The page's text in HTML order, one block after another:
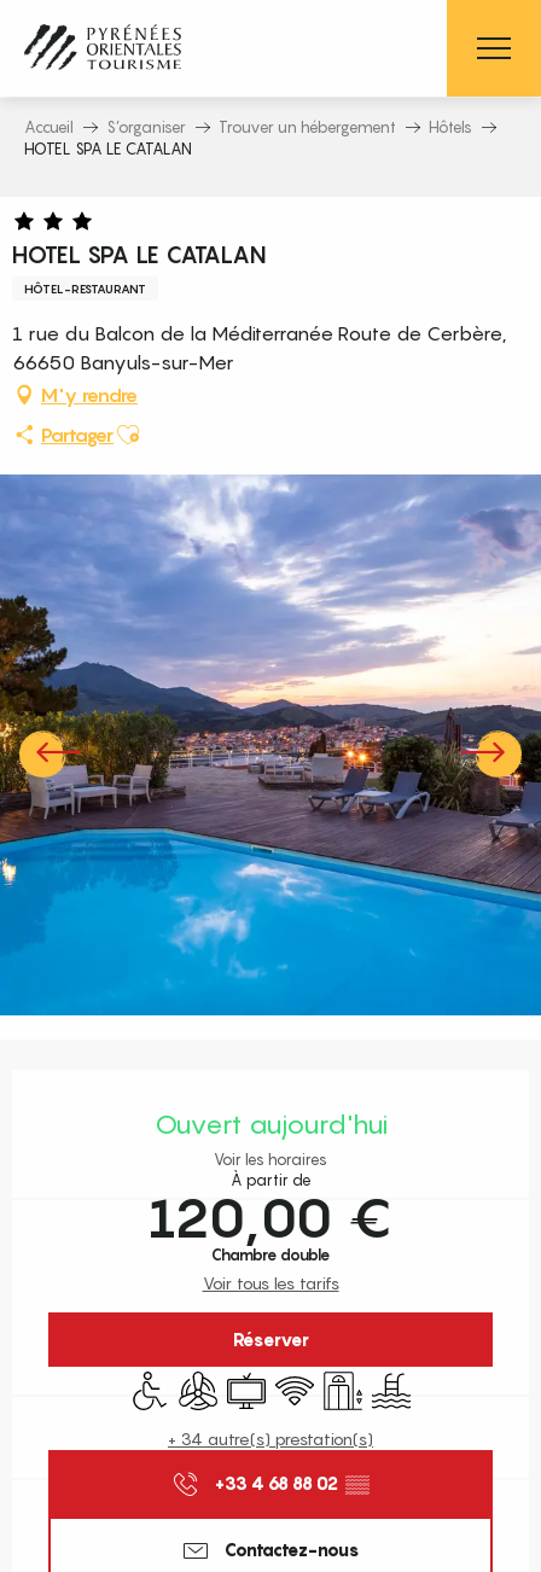
contenu
principal
Accueil S’organiser Trouver un hébergement
Hôtels
HOTEL SPA LE CATALAN
HOTEL SPA LE CATALAN
HÔTEL-RESTAURANT
1 rue du Balcon de la Méditerranée Route de Cerbère,
66650 Banyuls-sur-Mer
M'y rendre
PartagerAjouter aux favoris
Ouvert aujourd'hui
Voir les horaires
À partir de
120,00 €
Chambre double
Voir tous les tarifs
Réserver
Accès handicapés
Air conditionné
Télévision
WiFi Ascenseur
Piscine
+ 34 autre(s) prestation(s)
+33 4 68 88 02 ▒▒
Contactez-nous